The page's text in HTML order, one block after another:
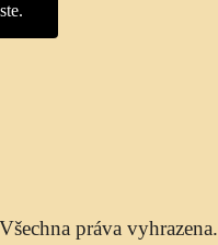
práva vyhrazena.